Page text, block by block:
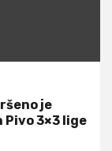
je
3×3 lige